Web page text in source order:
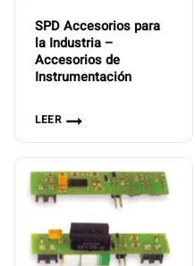
SPD Accesorios para
la Industria –
Accesorios de
Instrumentación
LEER